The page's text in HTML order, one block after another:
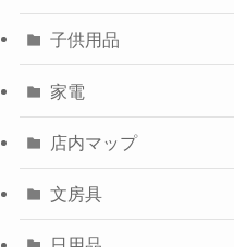
子供用品
家電
店内マップ
文房具